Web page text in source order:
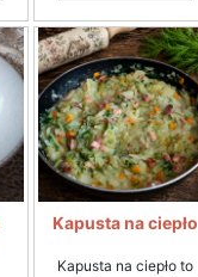
Kapusta na ciepło
Kapusta na ciepło to